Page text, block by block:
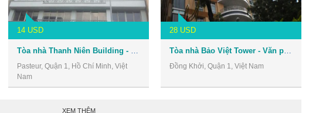
14 USD
Pasteur, Quận 1, Hồ Chí Minh, Việt
Nam
28 USD
Đồng Khởi, Quận 1, Việt Nam
XEM THÊM